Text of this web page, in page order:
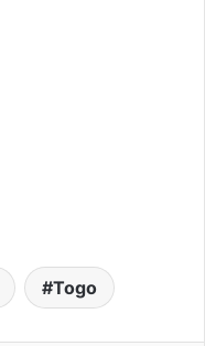
Togo